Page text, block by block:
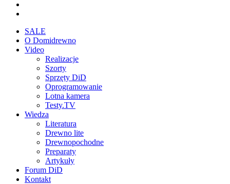
SALE
O Domidrewno
Video
Realizacje
Szorty
Sprzęty DiD
Oprogramowanie
Lotna kamera
Testy.TV
Wiedza
Literatura
Drewno lite
Drewnopochodne
Preparaty
Artykuły
Forum DiD
Kontakt